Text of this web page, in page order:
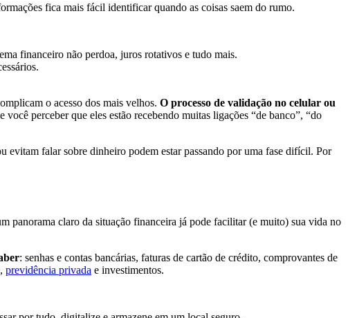
fica mais fácil identificar quando as coisas saem do rumo.
financeiro não perdoa, juros rotativos e tudo mais.
o acesso dos mais velhos. O processo de validação no celular ou
perceber que eles estão recebendo muitas ligações “de banco”, “do
evitam falar sobre dinheiro podem estar passando por uma fase difícil. Por
panorama claro da situação financeira já pode facilitar (e muito) sua vida no
: senhas e contas bancárias, faturas de cartão de crédito, comprovantes de
previdência privada e investimentos.